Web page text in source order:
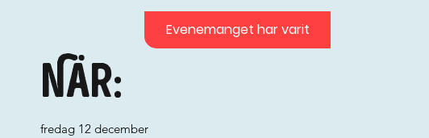
När:
fredag 12 december
Evenemanget har varit